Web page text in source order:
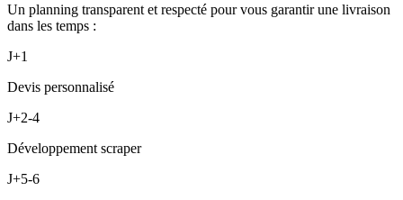
Un planning transparent et respecté pour vous garantir une livraison
dans les temps :
J+1
Devis personnalisé
J+2-4
Développement scraper
J+5-6